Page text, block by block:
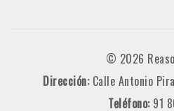
© 2026
Dirección: Calle Antonio
Teléfono: 91